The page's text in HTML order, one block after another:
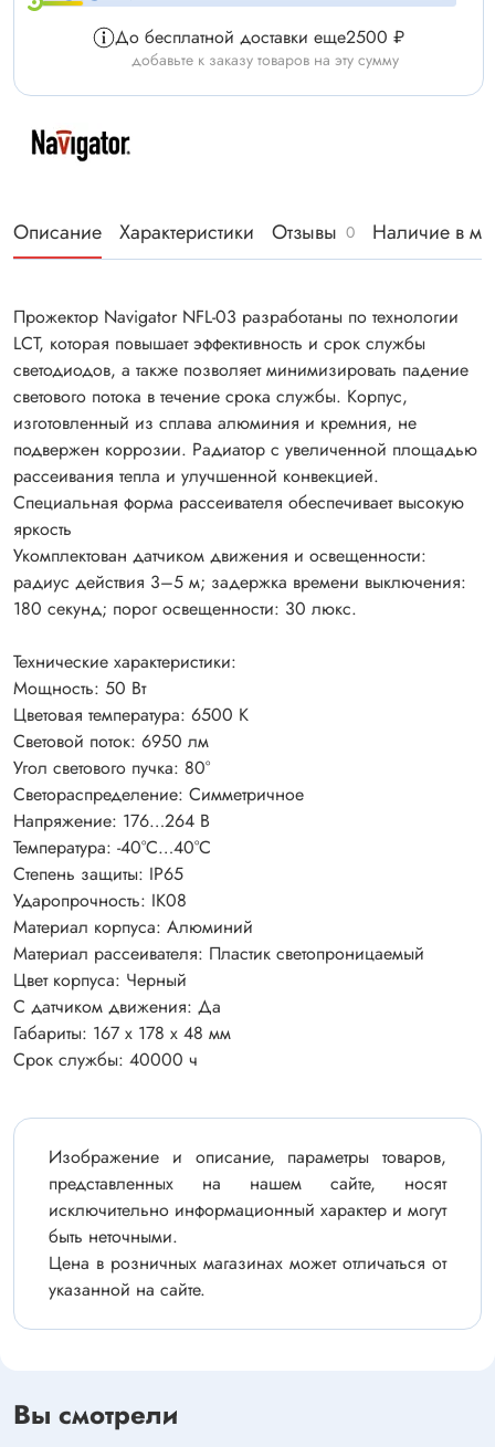
До бесплатной доставки еще2500 ₽
добавьте к заказу товаров на эту сумму
Описание Характеристики Отзывы 0 Наличие в
Прожектор Navigator NFL-03 разработаны по технологии
LCT, которая повышает эффективность и срок службы
светодиодов, а также позволяет минимизировать падение
светового потока в течение срока службы. Корпус,
изготовленный из сплава алюминия и кремния, не
подвержен коррозии. Радиатор с увеличенной площадью
рассеивания тепла и улучшенной конвекцией.
Специальная форма рассеивателя обеспечивает высокую
яркость
Укомплектован датчиком движения и освещенности:
радиус действия 3–5 м; задержка времени выключения:
180 секунд; порог освещенности: 30 люкс.
Технические характеристики:
Мощность: 50 Вт
Цветовая температура: 6500 К
Световой поток: 6950 лм
Угол светового пучка: 80°
Светораспределение: Симметричное
Напряжение: 176…264 В
Температура: -40°C…40°C
Степень защиты: IP65
Ударопрочность: IK08
Материал корпуса: Алюминий
Материал рассеивателя: Пластик светопроницаемый
Цвет корпуса: Черный
С датчиком движения: Да
Габариты: 167 х 178 х 48 мм
Срок службы: 40000 ч
Изображение и описание, параметры товаров,
представленных на нашем сайте, носят
исключительно информационный характер и могут
быть неточными.
Цена в розничных магазинах может отличаться от
указанной на сайте.
Вы смотрели